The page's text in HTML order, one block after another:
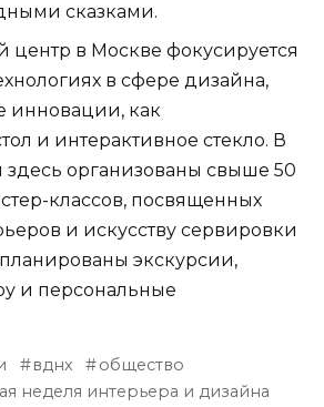
сказками.
в Москве фокусируется
в сфере дизайна,
инновации, как
и интерактивное стекло. В
здесь организованы свыше 50
классов, посвященных
и искусству сервировки
экскурсии,
и персональные
вднх
общество
неделя интерьера и дизайна